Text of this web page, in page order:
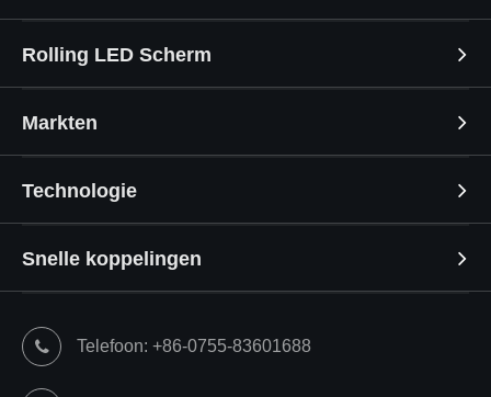
Rolling LED Scherm
Markten
Technologie
Snelle koppelingen
Telefoon: +86-0755-83601688